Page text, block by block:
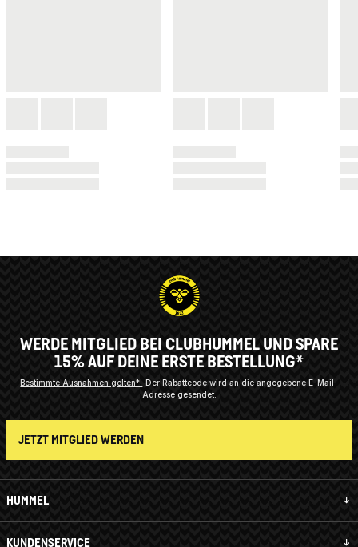
HUMMEL
KUNDENSERVICE
WERDE MITGLIED BEI CLUBHUMMEL UND SPARE
15% AUF DEINE ERSTE BESTELLUNG*
Bestimmte Ausnahmen gelten* Der Rabattcode wird an die angegebene E-Mail-
Adresse gesendet.
JETZT MITGLIED WERDEN